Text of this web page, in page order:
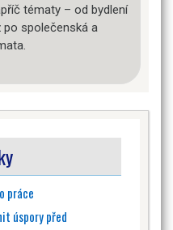
tématy – od bydlení
po společenská a
práce
úspory před